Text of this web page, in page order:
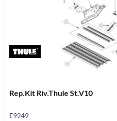
Rep.Kit Riv.Thule St.V10
E9249